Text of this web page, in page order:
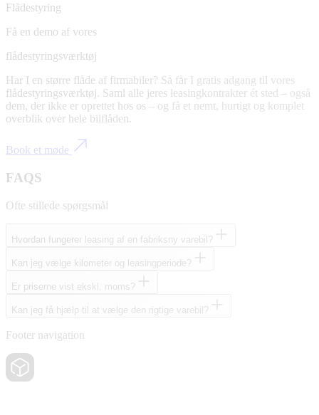
Flådestyring
Få en demo af vores
flådestyringsværktøj
Har I en større flåde af firmabiler? Så får I gratis adgang til vores
flådestyringsværktøj. Saml alle jeres leasingkontrakter ét sted – også
dem, der ikke er oprettet hos os – og få et nemt, hurtigt og komplet
overblik over hele bilflåden.
Book et møde
FAQS
Ofte stillede spørgsmål
Hvordan fungerer leasing af en fabriksny varebil?
Kan jeg vælge kilometer og leasingperiode?
Er priserne vist ekskl. moms?
Kan jeg få hjælp til at vælge den rigtige varebil?
Footer navigation